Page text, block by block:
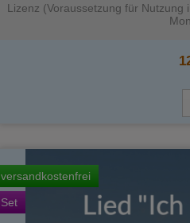
Lizenz (Voraussetzung für
versandkostenfrei
Set